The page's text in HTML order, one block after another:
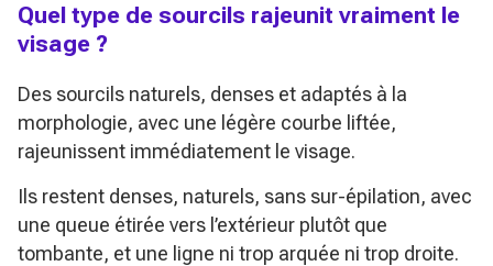
Quel type de sourcils rajeunit vraiment le
visage ?
Des sourcils naturels, denses et adaptés à la
morphologie, avec une légère courbe liftée,
rajeunissent immédiatement le visage.
Ils restent denses, naturels, sans sur-épilation, avec
une queue étirée vers l’extérieur plutôt que
tombante, et une ligne ni trop arquée ni trop droite.